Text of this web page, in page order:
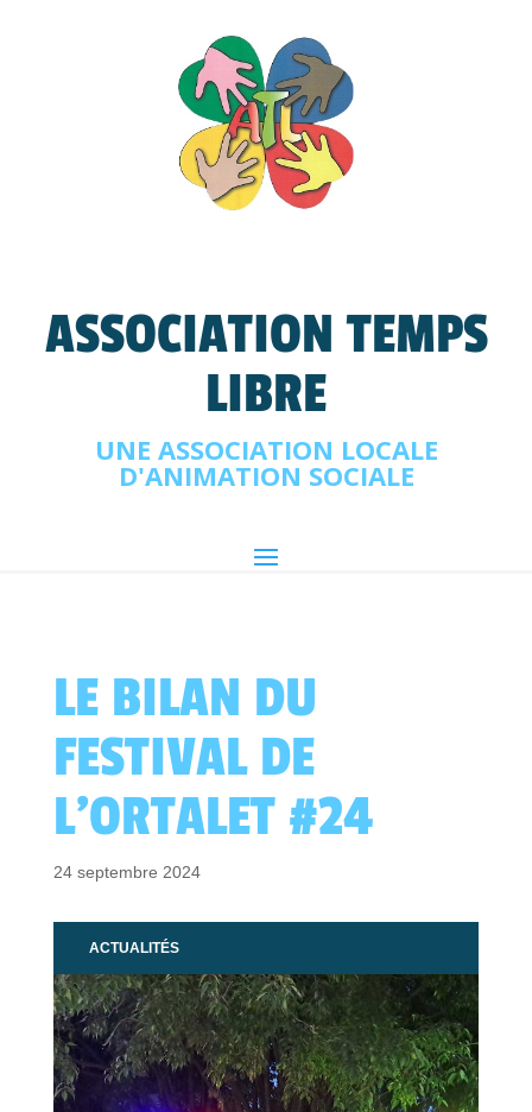
ASSOCIATION TEMPS
LIBRE
UNE ASSOCIATION LOCALE
D'ANIMATION SOCIALE
LE BILAN DU
FESTIVAL DE
L’ORTALET #24
24 septembre 2024
ACTUALITÉS